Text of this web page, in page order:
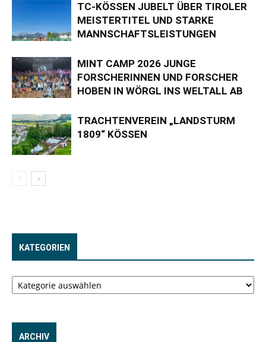
TC-KÖSSEN JUBELT ÜBER TIROLER
MEISTERTITEL UND STARKE
MANNSCHAFTSLEISTUNGEN
MINT CAMP 2026 JUNGE
FORSCHERINNEN UND FORSCHER
HOBEN IN WÖRGL INS WELTALL AB
TRACHTENVEREIN „LANDSTURM
1809“ KÖSSEN
KATEGORIEN
Kategorien
ARCHIV